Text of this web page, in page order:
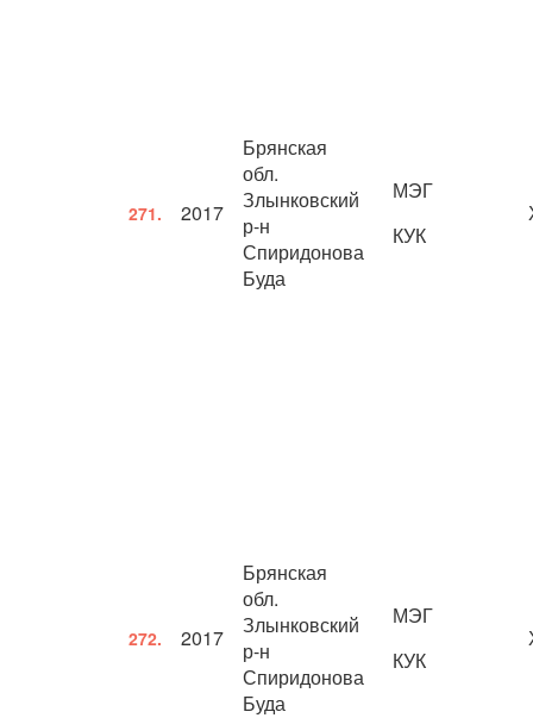
271. 2017
Брянская
обл.
Злынковский
р-н
Спиридонова
Буда
МЭГ
КУК
272. 2017
Брянская
обл.
Злынковский
р-н
Спиридонова
Буда
МЭГ
КУК